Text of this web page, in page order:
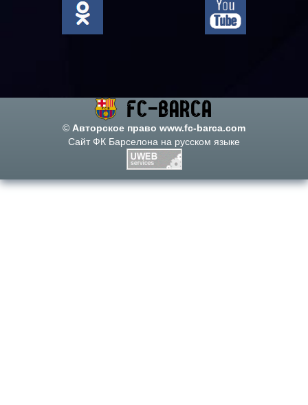
© Авторское право www.fc-barca.com
Сайт ФК Барселона на русском языке